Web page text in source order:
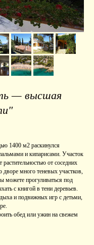
— высшая
1400 м2 раскинулся
и кипарисами. Участок
от соседних
много теневых участков,
можете прогуливаться под
с книгой в тени деревьев.
и подвижных игр с детьми,
обед или ужин на свежем